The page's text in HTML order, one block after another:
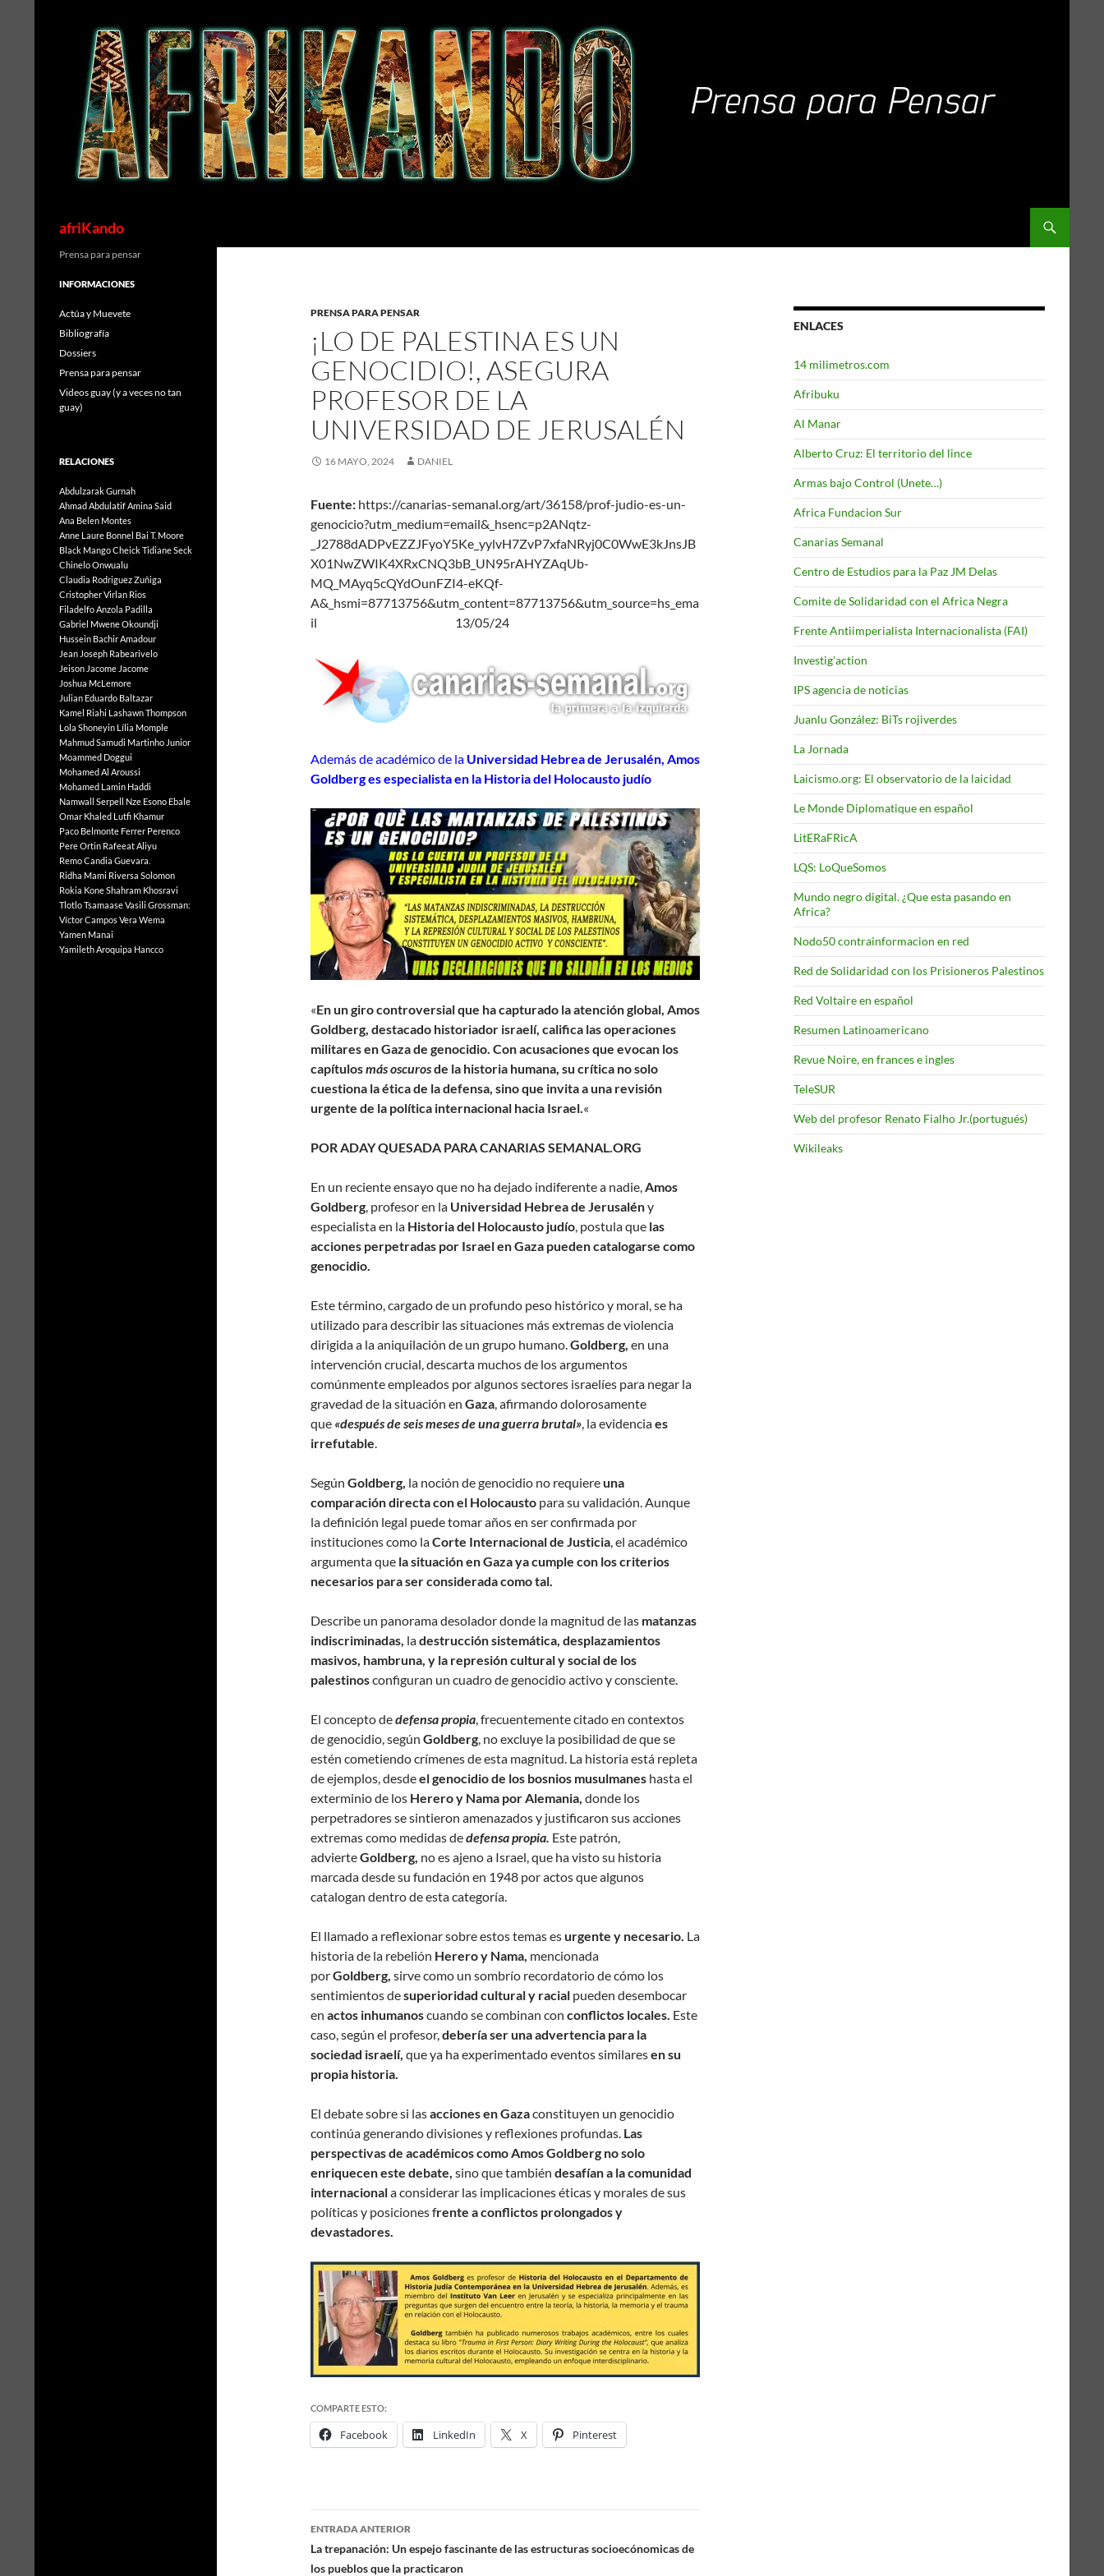
afriKando
PRENSA PARA PENSAR
¡LO DE PALESTINA ES UN
GENOCIDIO!, ASEGURA
PROFESOR DE LA
UNIVERSIDAD DE JERUSALÉN
16 MAYO, 2024 DANIEL
Fuente: https://canarias-semanal.org/art/36158/prof-judio-es-un-
genocicio?utm_medium=email&_hsenc=p2ANqtz-
_J2788dADPvEZZJFyoY5Ke_yylvH7ZvP7xfaNRyj0C0WwE3kJnsJB
X01NwZWIK4XRxCNQ3bB_UN95rAHYZAqUb-
MQ_MAyq5cQYdOunFZI4-eKQf-
A&_hsmi=87713756&utm_content=87713756&utm_source=hs_ema
il 13/05/24
Además de académico de la Universidad Hebrea de Jerusalén, Amos
Goldberg es especialista en la Historia del Holocausto judío
«En un giro controversial que ha capturado la atención global, Amos
Goldberg, destacado historiador israelí, califica las operaciones
militares en Gaza de genocidio. Con acusaciones que evocan los
capítulosmás oscurosde la historia humana, su crítica no solo
cuestiona la ética de la defensa, sino que invita a una revisión
urgente de la política internacional hacia Israel.«
POR ADAY QUESADA PARA CANARIAS SEMANAL.ORG
En un reciente ensayo que no ha dejado indiferente a nadie,Amos
Goldberg, profesor en la Universidad Hebrea de Jerusalény
especialista en la Historia del Holocausto judío, postula que las
acciones perpetradas por Israel en Gaza pueden catalogarse como
genocidio.
Este término, cargado de un profundo peso histórico y moral, se ha
utilizado para describir las situaciones más extremas de violencia
dirigida a la aniquilación de un grupo humano.Goldberg, en una
intervención crucial, descarta muchos de los argumentos
comúnmente empleados por algunos sectores israelíes para negar la
gravedad de la situación en Gaza, afirmando dolorosamente
que «después de seis meses de una guerra brutal», la evidenciaes
irrefutable.
Según Goldberg, la noción de genocidio no requiereuna
comparación directa con el Holocausto para su validación. Aunque
la definición legal puede tomar años en ser confirmada por
instituciones como laCorte Internacional de Justicia, el académico
argumenta que la situación en Gaza ya cumple con los criterios
necesarios para ser considerada como tal.
Describe un panorama desolador donde la magnitud de las matanzas
indiscriminadas, ladestrucción sistemática, desplazamientos
masivos, hambruna, y la represión cultural y social de los
palestinosconfiguran un cuadro de genocidio activo y consciente.
El concepto dedefensa propia, frecuentemente citado en contextos
de genocidio, según Goldberg, no excluye la posibilidad de que se
estén cometiendo crímenes de esta magnitud. La historia está repleta
de ejemplos, desdeel genocidio de los bosnios musulmanes hasta el
exterminio de los Herero y Nama por Alemania, donde los
perpetradores se sintieron amenazados y justificaron sus acciones
extremas como medidas dedefensa propia. Este patrón,
advierteGoldberg, no es ajeno a Israel, que ha visto su historia
marcada desde su fundación en 1948 por actos que algunos
catalogan dentro de esta categoría.
El llamado a reflexionar sobre estos temas esurgente y necesario. La
historia de la rebelión Herero y Nama, mencionada
porGoldberg, sirve como un sombrío recordatorio de cómo los
sentimientos desuperioridad cultural y racial pueden desembocar
en actos inhumanoscuando se combinan con conflictos locales. Este
caso, según el profesor,debería ser una advertencia para la
sociedad israelí, que ya ha experimentado eventos similaresen su
propia historia.
El debate sobre si lasacciones en Gazaconstituyen un genocidio
continúa generando divisiones y reflexiones profundas. Las
perspectivas de académicos como Amos Goldberg no solo
enriquecen este debate, sino que también desafían a la comunidad
internacionala considerar las implicaciones éticas y morales de sus
políticas y posiciones frente a conflictos prolongados y
devastadores.
COMPARTE ESTO:
Facebook LinkedIn X Pinterest
Navegación
ENTRADA ANTERIOR
La trepanación: Un espejo fascinante de las estructuras socioecónomicas de
los pueblos que la practicaron
ENLACES
14 milimetros.com
Afribuku
Al Manar
Alberto Cruz: El territorio del lince
Armas bajo Control (Unete…)
Africa Fundacion Sur
Canarias Semanal
Centro de Estudios para la Paz JM Delas
Comite de Solidaridad con el Africa Negra
Frente Antiimperialista Internacionalista (FAI)
Investig'action
IPS agencia de noticias
Juanlu González: BiTs rojiverdes
La Jornada
Laicismo.org: El observatorio de la laicidad
Le Monde Diplomatique en español
LitERaFRicA
LQS: LoQueSomos
Mundo negro digital. ¿Que esta pasando en
Africa?
Nodo50 contrainformacion en red
Red de Solidaridad con los Prisioneros Palestinos
Red Voltaire en español
Resumen Latinoamericano
Revue Noire, en frances e ingles
TeleSUR
Web del profesor Renato Fialho Jr.(portugués)
Wikileaks
Prensa para pensar
INFORMACIONES
Actúa y Muevete
Bibliografía
Dossiers
Prensa para pensar
Videos guay (y a veces no tan
guay)
RELACIONES
Abdulzarak Gurnah
Ahmad AbdulatifAmina Said
Ana Belen Montes
Anne Laure Bonnel Bai T. Moore
Black MangoCheick Tidiane Seck
Chinelo Onwualu
Claudia Rodriguez Zuñiga
Cristopher Virlan Rios
Filadelfo Anzola Padilla
Gabriel Mwene Okoundji
Hussein Bachir Amadour
Jean Joseph Rabearivelo
Jeison Jacome Jacome
Joshua McLemore
Julian Eduardo Baltazar
Kamel Riahi Lashawn Thompson
Lola Shoneyin Lília Momple
Mahmud Samudi Martinho Junior
Moammed Doggui
Mohamed Al Aroussi
Mohamed Lamin Haddi
Namwall Serpell Nze Esono Ebale
Omar Khaled Lutfi Khamur
Paco Belmonte Ferrer Perenco
Pere Ortin Rafeeat Aliyu
Remo Candia Guevara.
Ridha Mami Riversa Solomon
Rokia KoneShahram Khosravi
Tlotlo TsamaaseVasili Grossman:
Víctor Campos Vera Wema
Yamen Manai
Yamileth Aroquipa Hancco